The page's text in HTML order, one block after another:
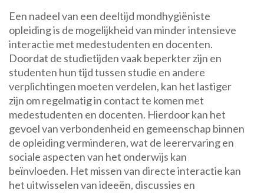
Een nadeel van een deeltijd mondhygiëniste
opleiding is de mogelijkheid van minder intensieve
interactie met medestudenten en docenten.
Doordat de studietijden vaak beperkter zijn en
studenten hun tijd tussen studie en andere
verplichtingen moeten verdelen, kan het lastiger
zijn om regelmatig in contact te komen met
medestudenten en docenten. Hierdoor kan het
gevoel van verbondenheid en gemeenschap binnen
de opleiding verminderen, wat de leerervaring en
sociale aspecten van het onderwijs kan
beïnvloeden. Het missen van directe interactie kan
het uitwisselen van ideeën, discussies en